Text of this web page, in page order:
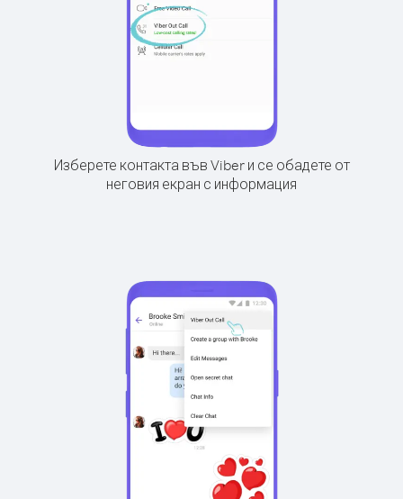
Изберете контакта във Viber и се обадете от
неговия екран с информация